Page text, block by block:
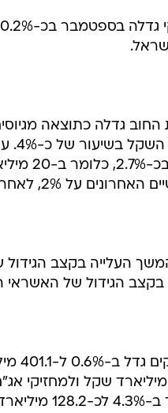
החוב גדלה כתוצאה
גדל
עלייה שנמשכה חודש מרץ.
העלייה בקצב
בקצב הגידול של האשראי
מנגד, החוב